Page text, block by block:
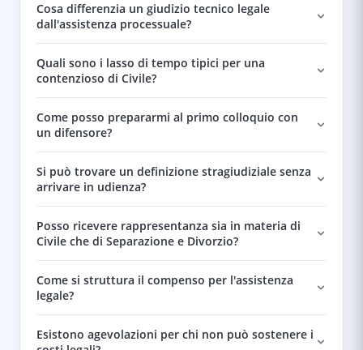
Cosa differenzia un giudizio tecnico legale
dall'assistenza processuale?
Quali sono i lasso di tempo tipici per una
contenzioso di Civile?
Come posso prepararmi al primo colloquio con
un difensore?
Si può trovare un definizione stragiudiziale senza
arrivare in udienza?
Posso ricevere rappresentanza sia in materia di
Civile che di Separazione e Divorzio?
Come si struttura il compenso per l'assistenza
legale?
Esistono agevolazioni per chi non può sostenere i